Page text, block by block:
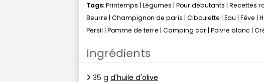
Tags:Printemps | Légumes | Pour débutants | Recettes
Beurre | Champignon de paris | Ciboulette | Eau | Fève |
Persil | Pomme de terre | Camping car | Poivre blanc |
Ingrédients
35 g d'huile d'olive